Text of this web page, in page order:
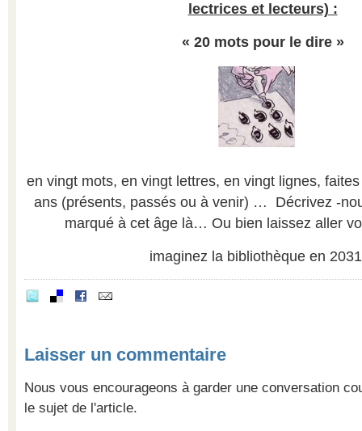
lectrices et lecteurs) :
« 20 mots pour le dire »
en vingt mots, en vingt lettres, en vingt lignes,
ans (présents, passés ou à venir) … Décrivez -
marqué à cet âge là… Ou bien laissez aller
imaginez la bibliothèque en
Laisser un commentaire
Nous vous encourageons à garder une conversation
le sujet de l'article.